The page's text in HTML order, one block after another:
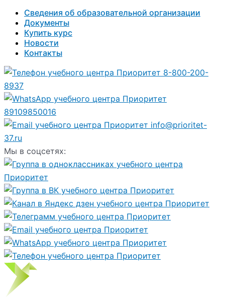
Сведения об образовательной организации
Документы
Купить курс
Новости
Контакты
8-800-200-
8937
89109850016
info@prioritet-
37.ru
Мы в соцсетях: